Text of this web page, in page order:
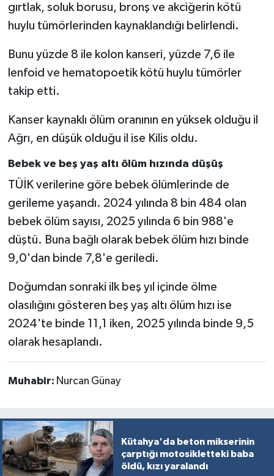
gırtlak, soluk borusu, bronş ve akciğerin kötü
huylu tümörlerinden kaynaklandığı belirlendi.
Bunu yüzde 8 ile kolon kanseri, yüzde 7,6 ile
lenfoid ve hematopoetik kötü huylu tümörler
takip etti.
Kanser kaynaklı ölüm oranının en yüksek olduğu il
Ağrı, en düşük olduğu il ise Kilis oldu.
Bebek ve beş yaş altı ölüm hızında düşüş
TÜİK verilerine göre bebek ölümlerinde de
gerileme yaşandı. 2024 yılında 8 bin 484 olan
bebek ölüm sayısı, 2025 yılında 6 bin 988'e
düştü. Buna bağlı olarak bebek ölüm hızı binde
9,0'dan binde 7,8'e geriledi.
Doğumdan sonraki ilk beş yıl içinde ölme
olasılığını gösteren beş yaş altı ölüm hızı ise
2024'te binde 11,1 iken, 2025 yılında binde 9,5
olarak hesaplandı.
Muhabir: Nurcan Günay
Kütahya'da beton mikserinin
çarptığı motosikletteki baba
öldü, kızı yaralandı